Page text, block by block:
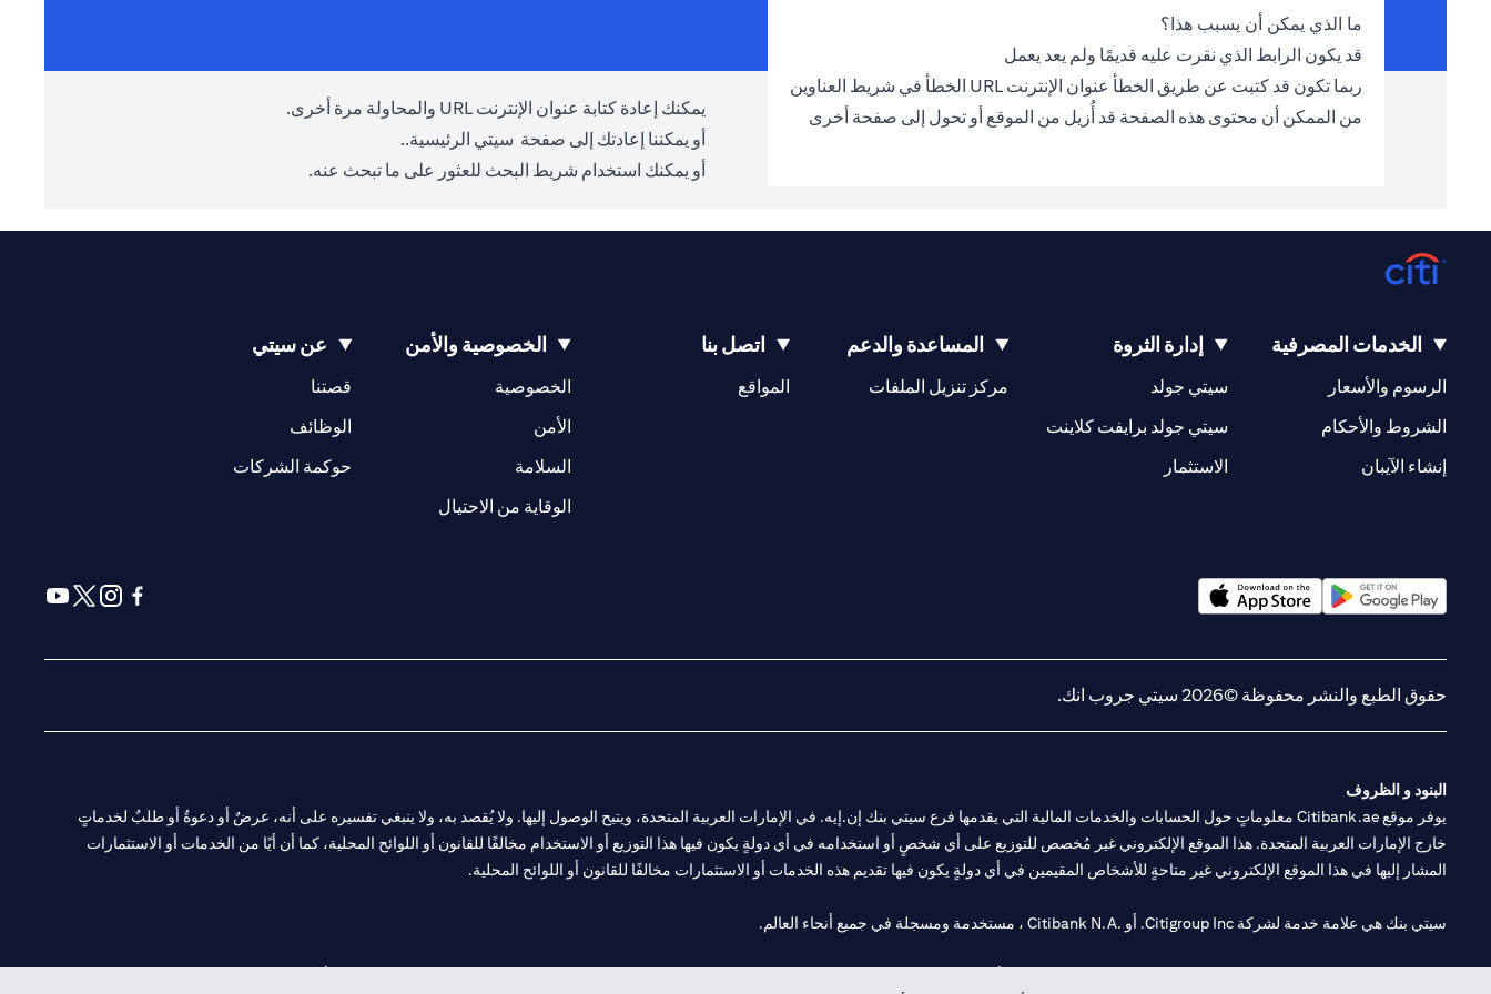
ما الذي يمكن أن يسبب هذا؟
قد يكون الرابط الذي نقرت عليه قديمًا ولم يعد يعمل
ربما تكون قد كتبت عن طريق الخطأ عنوان الإنترنت URL الخطأ في شريط العناوين
من الممكن أن محتوى هذه الصفحة قد أُزيل من الموقع أو تحول إلى صفحة أخرى
يمكنك إعادة كتابة عنوان الإنترنت URL والمحاولة مرة أخرى.
أو يمكننا إعادتك إلى صفحة سيتي الرئيسية..
أو يمكنك استخدام شريط البحث للعثور على ما تبحث عنه.
الخدمات المصرفية
الرسوم والأسعار
opens in a new tab
الشروط والأحكام opens in a new tab
إنشاء الآيبان opens in a new tab
إدارة الثروة
سيتي جولد opens in a new tab
سيتي جولد برايفت كلاينت
الاستثمار
المساعدة والدعم
مركز تنزيل الملفات
اتصل بنا
المواقعopens in a new tab
الخصوصية والأمن
الخصوصية opens in a new tab
الأمن
السلامة
الوقاية من الاحتيال
عن سيتي
قصتناopens in a new tab
الوظائفopens in a new tab
حوكمة الشركاتopens in a new tab
حقوق الطبع والنشر محفوظة ©2026 سيتي جروب انك.
البنود و الظروف
يوفر موقع Citibank.ae معلوماتٍ حول الحسابات والخدمات المالية التي يقدمها فرع سيتي بنك إن.إيه. في الإمارات العربية المتحدة، ويتيح الوصول إليها. ولا يُقصد به، ولا ينبغي تفسيره على أنه، عرضٌ أو دعوةٌ أو طلبٌ لخدماتٍ
خارج الإمارات العربية المتحدة. هذا الموقع الإلكتروني غير مُخصص للتوزيع على أي شخصٍ أو استخدامه في أي دولةٍ يكون فيها هذا التوزيع أو الاستخدام مخالفًا للقانون أو اللوائح المحلية، كما أن أيًا من الخدمات أو الاستثمارات
المشار إليها في هذا الموقع الإلكتروني غير متاحةٍ للأشخاص المقيمين في أي دولةٍ يكون فيها تقديم هذه الخدمات أو الاستثمارات مخالفًا للقانون أو اللوائح المحلية.
سيتي بنك هي علامة خدمة لشركة Citigroup Inc. أو .Citibank N.A ، مستخدمة ومسجلة في جميع أنحاء العالم.